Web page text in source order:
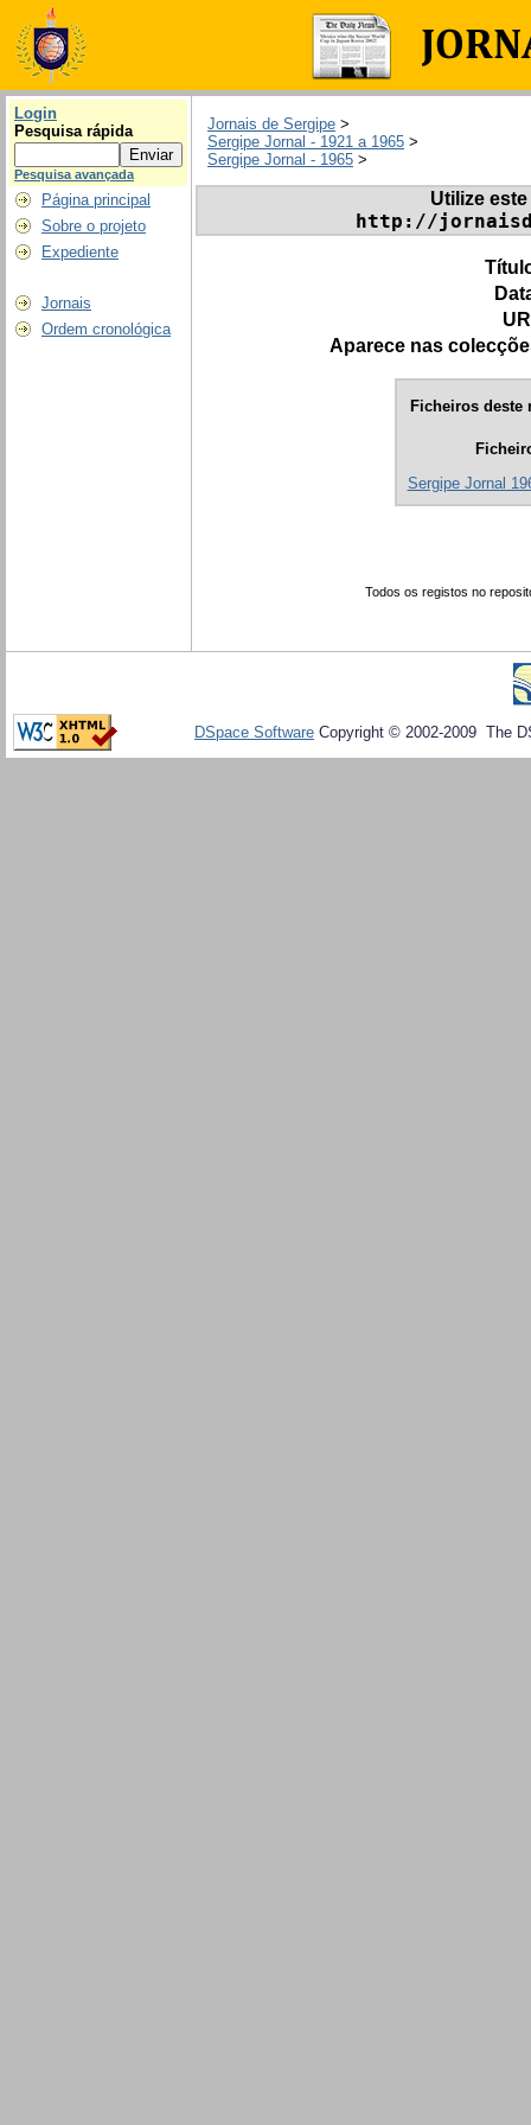
Login
Pesquisa rápida
Pesquisa avançada
Página principal
Sobre o projeto
Expediente
Jornais
Ordem cronológica
Jornais de Sergipe >
Sergipe Jornal - 1921 a 1965 >
Sergipe Jornal - 1965 >
Utilize
http://
Aparece nas
Ficheiros deste
Sergipe Jornal
Todos os registos no
DSpace Software Copyright © 2002-2009 The